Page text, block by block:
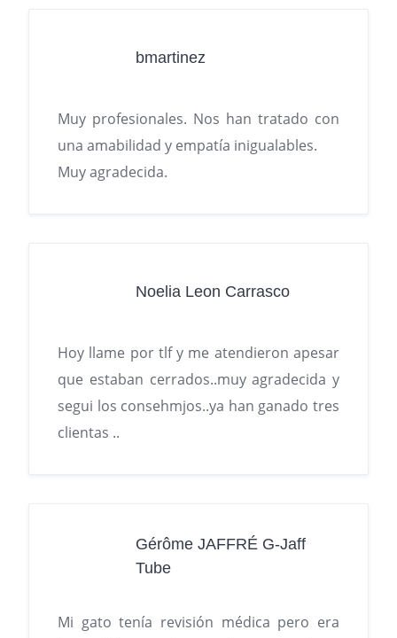
bmartinez
Muy profesionales. Nos han tratado con
una amabilidad y empatía inigualables.
Muy agradecida.
Noelia Leon Carrasco
Hoy llame por tlf y me atendieron apesar
que estaban cerrados..muy agradecida y
segui los consehmjos..ya han ganado tres
clientas ..
Gérôme JAFFRÉ G-Jaff
Tube
Mi gato tenía revisión médica pero era